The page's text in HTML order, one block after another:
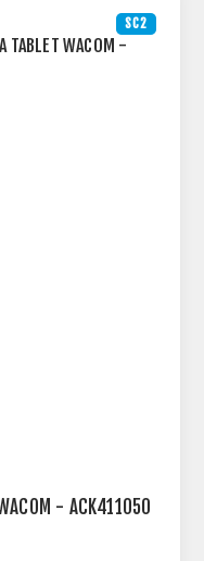
SC2
- ACK411050